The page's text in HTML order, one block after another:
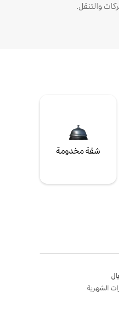
والتنقل.
شقة مخدومة
الشهرية